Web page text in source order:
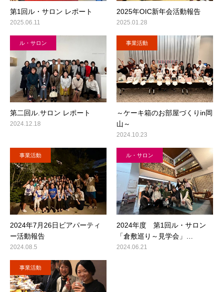
第1回ル・サロン レポート
2025.06.11
2025年OIC新年会活動報告
2025.01.28
ル・サロン
第⼆回ル.サロン レポート
2024.12.18
事業活動
～ケーキ箱のお部屋づくりin岡
山～
2024.10.23
事業活動
2024年7月26日ビアパーティ
ー活動報告
2024.08.5
ル・サロン
2024年度 第1回ル・サロン
「倉敷巡り～見学会」…
2024.06.21
事業活動